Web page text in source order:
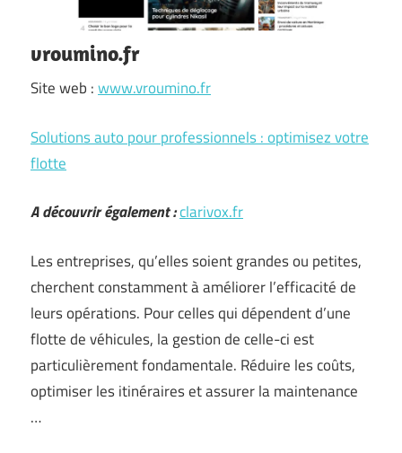
vroumino.fr
Site web :www.vroumino.fr
Solutions auto pour professionnels : optimisez votre
flotte
A découvrir également :clarivox.fr
Les entreprises, qu’elles soient grandes ou petites,
cherchent constamment à améliorer l’efficacité de
leurs opérations. Pour celles qui dépendent d’une
flotte de véhicules, la gestion de celle-ci est
particulièrement fondamentale. Réduire les coûts,
optimiser les itinéraires et assurer la maintenance
…